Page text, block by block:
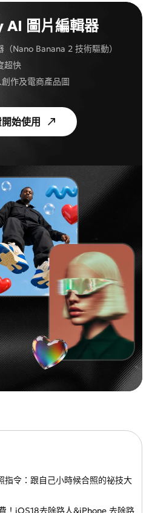
圖片編輯器
Nano Banana 2 技術驅動）
超快
作及電商產品圖
始使用
令：跟自己小時候合照的祕技大
！iOS18去除路人&iPhone 去除路